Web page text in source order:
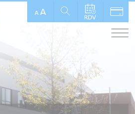
A A